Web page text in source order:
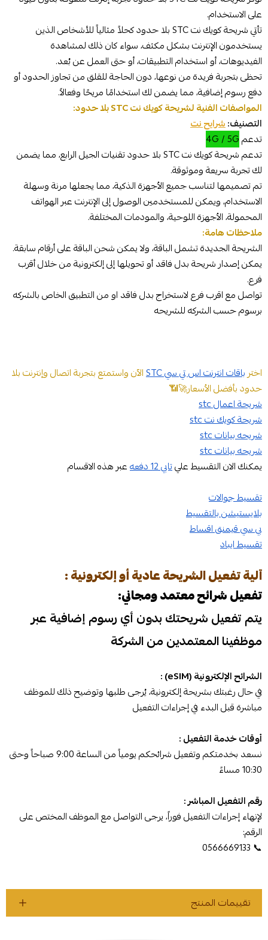
على الاستخدام.
تأتي شريحة كويك نت STC بلا حدود كحلاً مثالياً للأشخاص الذين
يستخدمون الإنترنت بشكل مكثف، سواء كان ذلك لمشاهدة
الفيديوهات، أو استخدام التطبيقات، أو حتى العمل عن بُعد.
تحظى بتجربة فريدة من نوعها، دون الحاجة للقلق من تجاوز الحدود أو
دفع رسوم إضافية، مما يضمن لك استخدامًا مريحًا وفعالاً.
المواصفات الفنية لشريحة كويك نت STC بلا حدود:
التصنيف:شرايح نت
تدعم4G / 5G
تدعم شريحة كويك نت STC بلا حدود تقنيات الجيل الرابع، مما يضمن
لك تجربة سريعة وموثوقة.
تم تصميمها لتناسب جميع الأجهزة الذكية، مما يجعلها مرنة وسهلة
الاستخدام، ويمكن للمستخدمين الوصول إلى الإنترنت عبر الهواتف
المحمولة، الأجهزة اللوحية، والمودمات المختلفة.
ملاحظات هامة:
الشريحة الجديدة تشمل الباقة، ولا يمكن شحن الباقة على أرقام سابقة.
يمكن إصدار شريحة بدل فاقد أو تحويلها إلى إلكترونية من خلال أقرب
فرع.
تواصل مع اقرب فرع لاستخراج بدل فاقد او من التطبيق الخاص بالشركه
برسوم حسب الشركه للشريحه
اخترباقات انترنت اس تي سي STC
الآن واستمتع بتجربة اتصال وإنترنت بلا
حدود بأفضل الأسعار🚀📶
شريحة اعمال stc
شريحة كويك نت stc
شريحه بيانات stc
شريحه بيانات stc
يمكنك الان التقسيط عليتابي 12 دفعه
عبر هذه الاقسام
تقسيط جوالات
بلايستيشن بالتقسيط
بي سي قيمنق اقساط
تقسيط ايباد
آلية تفعيل الشريحة عادية أو إلكترونية :
تفعيل شرائح معتمد ومجاني:
يتم تفعيل شريحتك بدون أي رسوم إضافية عبر
موظفينا المعتمدين من الشركة
الشرائح الإلكترونية (eSIM) :
في حال رغبتك بشريحة إلكترونية، يُرجى طلبها وتوضيح ذلك للموظف
مباشرة قبل البدء في إجراءات التفعيل
أوقات خدمة التفعيل :
نسعد بخدمتكم وتفعيل شرائحكم يومياً من الساعة 9:00 صباحاً وحتى
10:30 مساءً
رقم التفعيل المباشر :
لإنهاء إجراءات التفعيل فوراً، يرجى التواصل مع الموظف المختص على
الرقم:
📞 0566669133
تقييمات المنتج